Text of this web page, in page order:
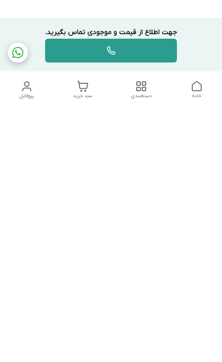
جهت اطلاع از قیمت و موجودی تماس بگیرید.
پروفایل سبد خرید دسته‌بندی خانه